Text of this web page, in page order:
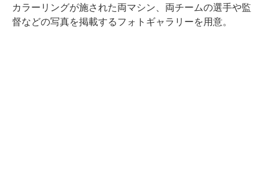
カラーリングが施された両マシン、両チームの選手や監
督などの写真を掲載するフォトギャラリーを用意。